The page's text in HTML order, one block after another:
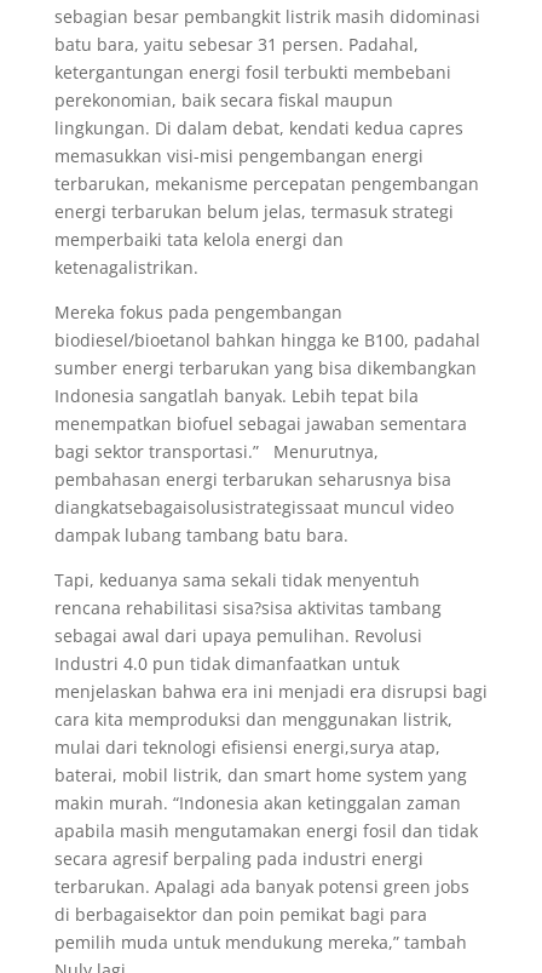
sebagian besar pembangkit listrik masih didominasi
batu bara, yaitu sebesar 31 persen. Padahal,
ketergantungan energi fosil terbukti membebani
perekonomian, baik secara fiskal maupun
lingkungan. Di dalam debat, kendati kedua capres
memasukkan visi-misi pengembangan energi
terbarukan, mekanisme percepatan pengembangan
energi terbarukan belum jelas, termasuk strategi
memperbaiki tata kelola energi dan
ketenagalistrikan.
Mereka fokus pada pengembangan
biodiesel/bioetanol bahkan hingga ke B100, padahal
sumber energi terbarukan yang bisa dikembangkan
Indonesia sangatlah banyak. Lebih tepat bila
menempatkan biofuel sebagai jawaban sementara
bagi sektor transportasi.” Menurutnya,
pembahasan energi terbarukan seharusnya bisa
diangkatsebagaisolusistrategissaat muncul video
dampak lubang tambang batu bara.
Tapi, keduanya sama sekali tidak menyentuh
rencana rehabilitasi sisa?sisa aktivitas tambang
sebagai awal dari upaya pemulihan. Revolusi
Industri 4.0 pun tidak dimanfaatkan untuk
menjelaskan bahwa era ini menjadi era disrupsi bagi
cara kita memproduksi dan menggunakan listrik,
mulai dari teknologi efisiensi energi,surya atap,
baterai, mobil listrik, dan smart home system yang
makin murah. “Indonesia akan ketinggalan zaman
apabila masih mengutamakan energi fosil dan tidak
secara agresif berpaling pada industri energi
terbarukan. Apalagi ada banyak potensi green jobs
di berbagaisektor dan poin pemikat bagi para
pemilih muda untuk mendukung mereka,” tambah